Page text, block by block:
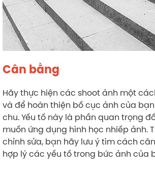
Cân bằng
Hãy thực hiện các shoot ảnh một
và để hoàn thiện bố cục ảnh của
chu. Yếu tố này là phần quan trọng
muốn ứng dụng hình học nhiếp ảnh.
chỉnh sửa, bạn hãy lưu ý tìm cách
hợp lý các yếu tố trong bức ảnh của